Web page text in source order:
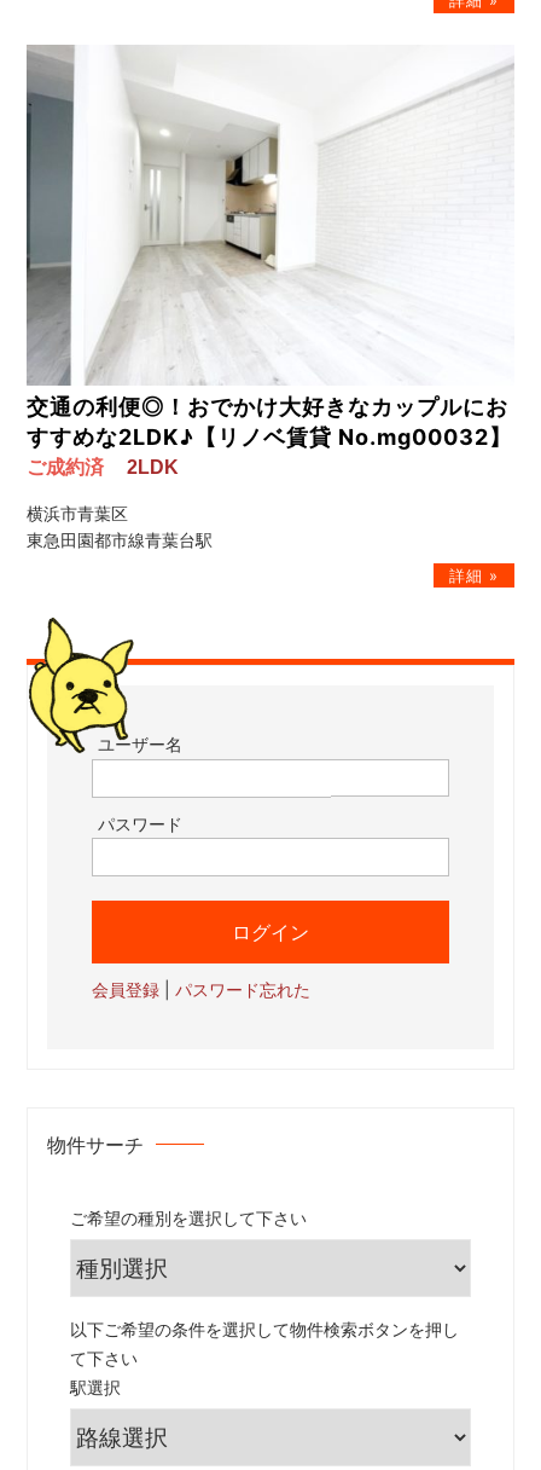
交通の利便◎！おでかけ大好きなカップルにお
すすめな2LDK♪【リノベ賃貸 No.mg00032】
ご成約済 2LDK
横浜市青葉区
東急田園都市線青葉台駅
ユーザー名
パスワード
会員登録 |パスワード忘れた
物件サーチ
ご希望の種別を選択して下さい
以下ご希望の条件を選択して物件検索ボタンを押し
て下さい
駅選択